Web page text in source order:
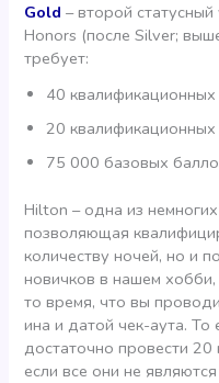
Gold– второй
Honors (после Silver;
требует:
40
20 квалификационных
75 000 базовых
Hilton – одна из
позволяющая
количеству ночей, но и
новичков в нашем
то время, что вы
ина и датой чек-аута. То
достаточно провести
если все они не